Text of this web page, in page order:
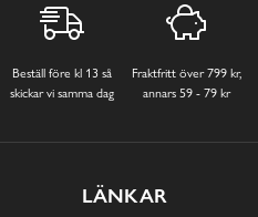
Beställ före kl 13 så
skickar vi samma dag
Fraktfritt över 799 kr,
annars 59 - 79 kr
LÄNKAR